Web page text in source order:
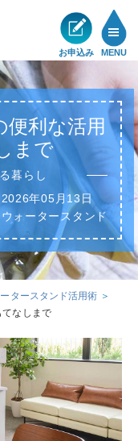
お申込み MENU
プ
せ
利な活用
まで
暮らし
2026年05月13日
ウォータースタンド
タースタンド活用術
てなしまで